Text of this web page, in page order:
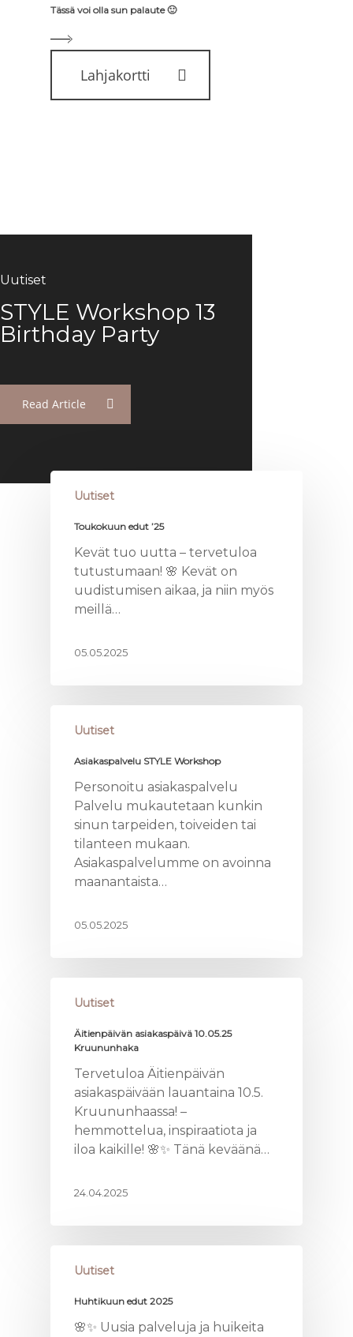
Tässä voi olla sun palaute 🙂
Lahjakortti
Uutiset
STYLE Workshop 13
Birthday Party
Read Article
Uutiset
Slaavilaiset Regular
Hiustenpidennykset
Uutiset
Kauneushoitola
Kruununhaka
Uutiset
Toukokuun edut ’25
Kevät tuo uutta – tervetuloa
tutustumaan! 🌸 Kevät on
uudistumisen aikaa, ja niin myös
meillä…
05.05.2025
Uutiset
Asiakaspalvelu STYLE Workshop
Personoitu asiakaspalvelu
Palvelu mukautetaan kunkin
sinun tarpeiden, toiveiden tai
tilanteen mukaan.
Asiakaspalvelumme on avoinna
maanantaista…
05.05.2025
Uutiset
Äitienpäivän asiakaspäivä 10.05.25
Kruununhaka
Tervetuloa Äitienpäivän
asiakaspäivään lauantaina 10.5.
Kruununhaassa! –
hemmottelua, inspiraatiota ja
iloa kaikille! 🌸✨ Tänä keväänä…
24.04.2025
Uutiset
Huhtikuun edut 2025
🌸✨ Uusia palveluja ja huikeita